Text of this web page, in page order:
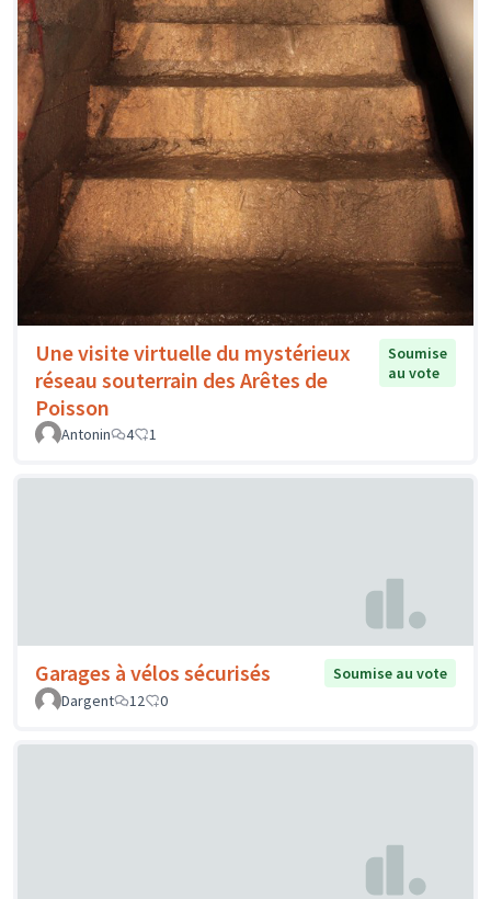
Une visite virtuelle du mystérieux
réseau souterrain des Arêtes de
Poisson
Soumise
au vote
Antonin 4 1
Garages à vélos sécurisés
Soumise au vote
Dargent
12 0